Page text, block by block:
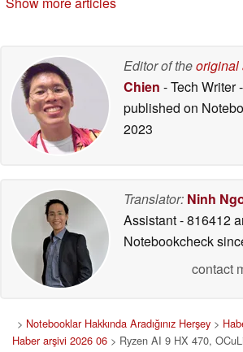
Editor of theoriginal
Chien - Tech Writer
published on
2023
Translator: Ninh
Assistant- 816412
Notebookcheck
contact
> Notebooklar Hakkında Aradığınız Herşey >
Haber arşivi 2026 06 > Ryzen AI 9 HX 470,